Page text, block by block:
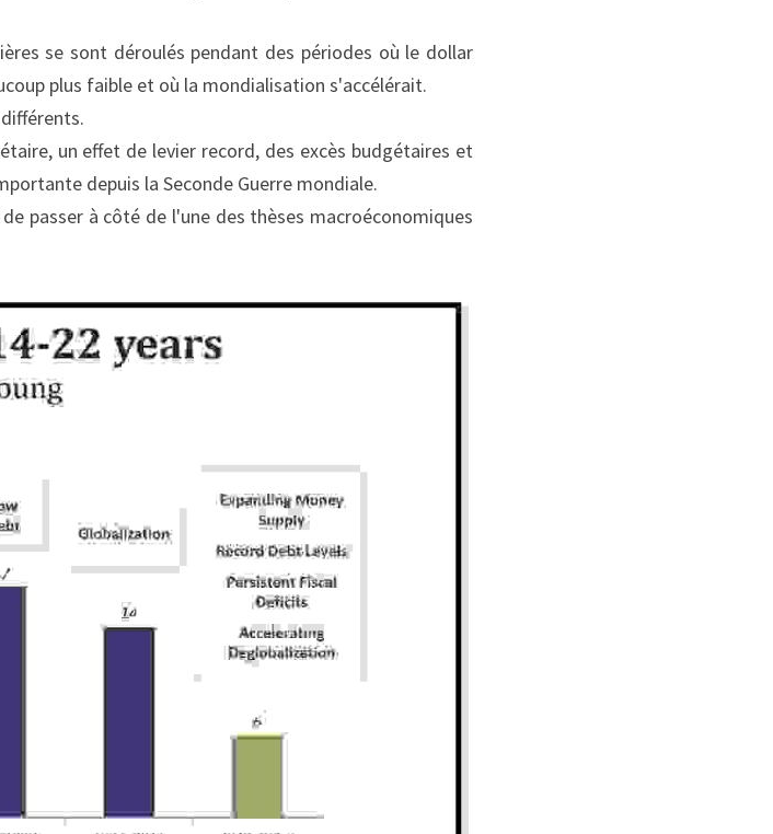
se sont déroulés pendant des périodes où le dollar
plus faible et où la mondialisation s'accélérait.
un effet de levier record, des excès budgétaires et
depuis la Seconde Guerre mondiale.
passer à côté de l'une des thèses macroéconomiques